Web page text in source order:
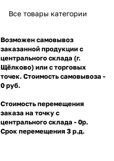
Все товары категории
Возможен самовывоз
заказанной продукции с
центрального склада (г.
Щёлково) или с торговых
точек. Стоимость самовывоза -
0 руб.
Стоимость перемещения
заказа на точку с
центрального склада - 0р.
Срок перемещения 3 р.д.